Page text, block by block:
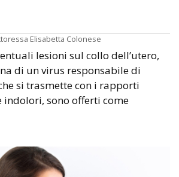
Elisabetta Colonese
lesioni sul collo dell’utero,
di un virus responsabile di
si trasmette con i rapporti
indolori, sono offerti come